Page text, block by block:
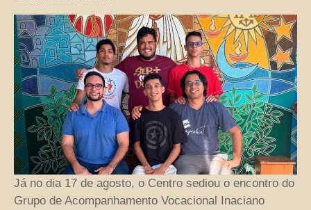
Já no dia 17 de agosto, o Centro sediou o encontro do
Grupo de Acompanhamento Vocacional Inaciano